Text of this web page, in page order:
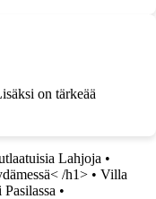
on tärkeää
Lahjoja •
/h1> • Villa
•